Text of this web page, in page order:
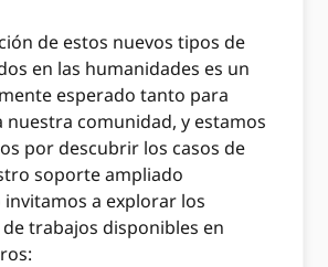
de estos nuevos tipos de
​​en las humanidades es un
esperado tanto para
nuestra comunidad, y estamos
por descubrir los casos de
soporte ampliado
invitamos a explorar los
trabajos disponibles en